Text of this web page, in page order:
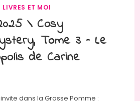
LIVRES ET MOI
\ Cosy
Tome 3 – Le
de Carine
dans la Grosse Pomme :